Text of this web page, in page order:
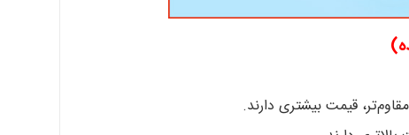
قیمت بیشتری دارند.